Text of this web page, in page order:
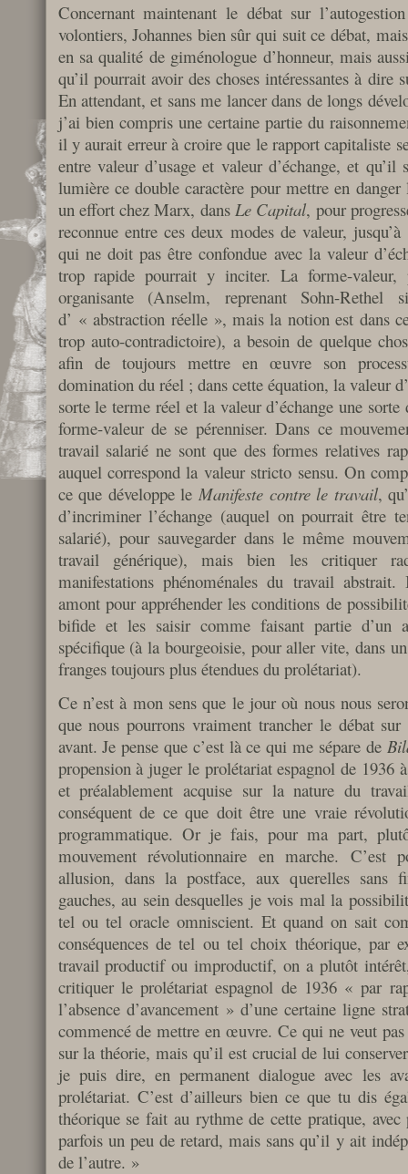
Concernant maintenant le débat sur
volontiers, Johannes bien sûr qui suit ce débat,
en sa qualité de giménologue d’honneur, mais
qu’il pourrait avoir des choses intéressantes à dire
En attendant, et sans me lancer dans de longs
j’ai bien compris une certaine partie du
il y aurait erreur à croire que le rapport capitaliste
entre valeur d’usage et valeur d’échange, et
lumière ce double caractère pour mettre en
un effort chez Marx, dansLe Capital, pour
reconnue entre ces deux modes de valeur,
qui ne doit pas être confondue avec la valeur
trop rapide pourrait y inciter. La forme-valeur,
organisante (Anselm, reprenant Sohn-
d’ « abstraction réelle », mais la notion est dans
trop auto-contradictoire), a besoin de quelque
afin de toujours mettre en œuvre son
domination du réel ; dans cette équation, la valeur
sorte le terme réel et la valeur d’échange une sorte
forme-valeur de se pérenniser. Dans ce
travail salarié ne sont que des formes relatives
auquel correspond la valeur stricto sensu. On
ce que développe le Manifeste contre le travail,
d’incriminer l’échange (auquel on pourrait être
salarié), pour sauvegarder dans le même
travail générique), mais bien les critiquer
manifestations phénoménales du travail
amont pour appréhender les conditions de
bifide et les saisir comme faisant partie d’un
spécifique (à la bourgeoisie, pour aller vite, dans
franges toujours plus étendues du prolétariat).
Ce n’est à mon sens que le jour où nous nous
que nous pourrons vraiment trancher le débat
avant. Je pense que c’est là ce qui me sépare de
propension à juger le prolétariat espagnol de 1936
et préalablement acquise sur la nature du
conséquent de ce que doit être une vraie
programmatique. Or je fais, pour ma part,
mouvement révolutionnaire en marche. C’est
allusion, dans la postface, aux querelles sans
gauches, au sein desquelles je vois mal la
tel ou tel oracle omniscient. Et quand on sait
conséquences de tel ou tel choix théorique, par
travail productif ou improductif, on a plutôt
critiquer le prolétariat espagnol de 1936 « par
l’absence d’avancement » d’une certaine ligne
commencé de mettre en œuvre. Ce qui ne veut
sur la théorie, mais qu’il est crucial de lui
je puis dire, en permanent dialogue avec les
prolétariat. C’est d’ailleurs bien ce que tu dis
théorique se fait au rythme de cette pratique, avec
parfois un peu de retard, mais sans qu’il y ait
de l’autre. »